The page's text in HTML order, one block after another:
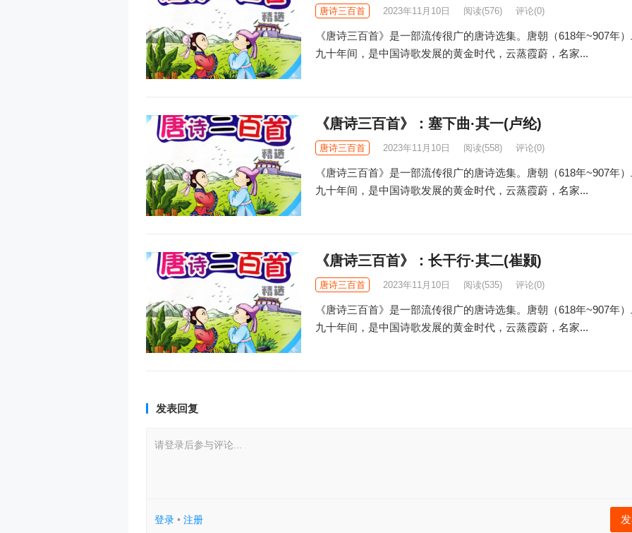
唐诗三百首 2023年11月10日 阅读(576) 评论(0)
《唐诗三百首》是一部流传很广的唐诗选集。唐朝（618年~907年
九十年间，是中国诗歌发展的黄金时代，云蒸霞蔚，名家...
《唐诗三百首》：塞下曲·其一(卢纶)
唐诗三百首 2023年11月10日 阅读(558) 评论(0)
《唐诗三百首》是一部流传很广的唐诗选集。唐朝（618年~907年
九十年间，是中国诗歌发展的黄金时代，云蒸霞蔚，名家...
《唐诗三百首》：长干行·其二(崔颢)
唐诗三百首 2023年11月10日 阅读(535) 评论(0)
《唐诗三百首》是一部流传很广的唐诗选集。唐朝（618年~907年
九十年间，是中国诗歌发展的黄金时代，云蒸霞蔚，名家...
发表回复
请登录后参与评论...
登录 • 注册